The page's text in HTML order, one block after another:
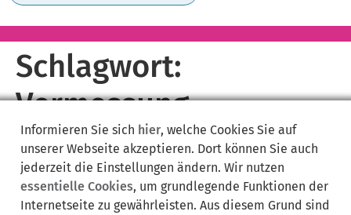
Schlagwort:
Vermessung
Informieren Sie sich hier, welche Cookies Sie auf
unserer Webseite akzeptieren. Dort können Sie auch
jederzeit die Einstellungen ändern. Wir nutzen
essentielle Cookies, um grundlegende Funktionen der
Internetseite zu gewährleisten. Aus diesem Grund sind